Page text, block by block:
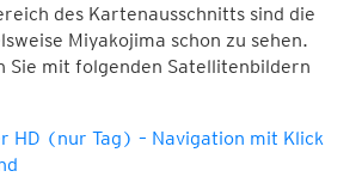
des Kartenausschnitts sind die
Miyakojima schon zu sehen.
Sie mit folgenden Satellitenbildern
HD (nur Tag) – Navigation mit Klick